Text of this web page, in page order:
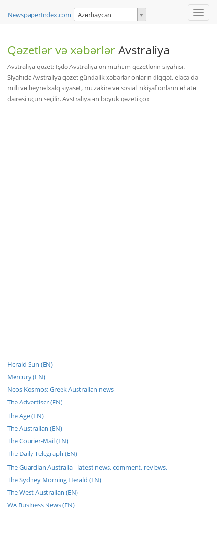
Toggle
NewspaperIndex.com Azərbaycan
Qəzetlər və xəbərlərAvstraliya
Avstraliya qəzet: İşdə Avstraliya ən mühüm qəzetlərin siyahısı.
Siyahıda Avstraliya qəzet gündəlik xəbərlər onların diqqət, eləcə də
milli və beynəlxalq siyasət, müzakirə və sosial inkişaf onların əhatə
dairəsi üçün seçilir. Avstraliya ən böyük qəzeti çox
Herald Sun (EN)
Mercury (EN)
Neos Kosmos: Greek Australian news
The Advertiser (EN)
The Age (EN)
The Australian (EN)
The Courier-Mail (EN)
The Daily Telegraph (EN)
The Guardian Australia - latest news, comment, reviews.
The Sydney Morning Herald (EN)
The West Australian (EN)
WA Business News (EN)